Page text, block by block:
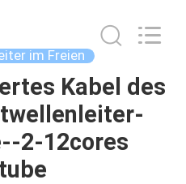
im Freien
Kabel des
2-12cores